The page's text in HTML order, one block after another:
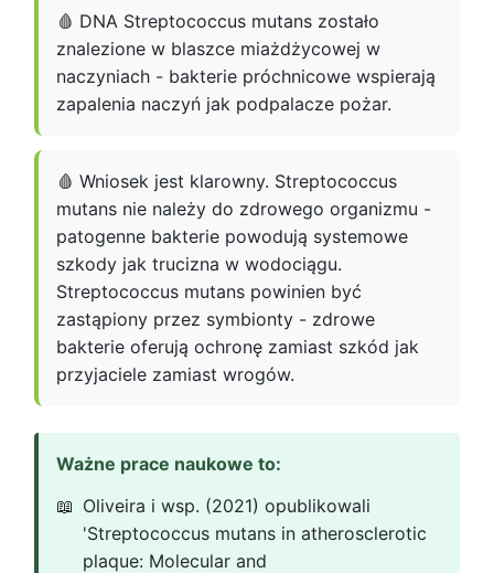
🩸 DNA Streptococcus mutans zostało
znalezione w blaszce miażdżycowej w
naczyniach - bakterie próchnicowe wspierają
zapalenia naczyń jak podpalacze pożar.
🩸 Wniosek jest klarowny. Streptococcus
mutans nie należy do zdrowego organizmu -
patogenne bakterie powodują systemowe
szkody jak trucizna w wodociągu.
Streptococcus mutans powinien być
zastąpiony przez symbionty - zdrowe
bakterie oferują ochronę zamiast szkód jak
przyjaciele zamiast wrogów.
Ważne prace naukowe to:
Oliveira i wsp. (2021) opublikowali
'Streptococcus mutans in atherosclerotic
plaque: Molecular and